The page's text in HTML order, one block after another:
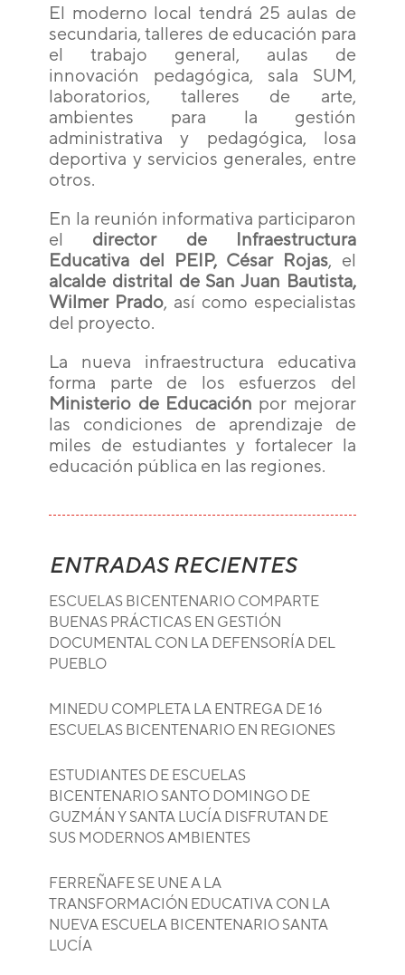
El moderno local tendrá 25 aulas de
secundaria, talleres de educación para
el trabajo general, aulas de
innovación pedagógica, sala SUM,
laboratorios, talleres de arte,
ambientes para la gestión
administrativa y pedagógica, losa
deportiva y servicios generales, entre
otros.
En la reunión informativa participaron
el
director de Infraestructura
Educativa del PEIP, César Rojas, el
alcalde distrital de San Juan Bautista,
Wilmer Prado, así como especialistas
del proyecto.
La nueva infraestructura educativa
forma parte de los esfuerzos del
Ministerio de Educación por mejorar
las condiciones de aprendizaje de
miles de estudiantes y fortalecer la
educación pública en las regiones.
ENTRADAS RECIENTES
ESCUELAS BICENTENARIO COMPARTE
BUENAS PRÁCTICAS EN GESTIÓN
DOCUMENTAL CON LA DEFENSORÍA DEL
PUEBLO
MINEDU COMPLETA LA ENTREGA DE 16
ESCUELAS BICENTENARIO EN REGIONES
ESTUDIANTES DE ESCUELAS
BICENTENARIO SANTO DOMINGO DE
GUZMÁN Y SANTA LUCÍA DISFRUTAN DE
SUS MODERNOS AMBIENTES
FERREÑAFE SE UNE A LA
TRANSFORMACIÓN EDUCATIVA CON LA
NUEVA ESCUELA BICENTENARIO SANTA
LUCÍA